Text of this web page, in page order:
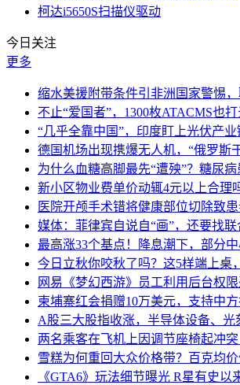
柯达i5650S扫描仪驱动
今日关注
更多
缩水美援附带条件引非洲国家警惕
不止“爱国者”，1300枚ATACMS也打
“几乎全靠中国”，印度盯上光伏产
德国机场出现携爆无人机，“俄罗斯
为什么血糖高脚最先“遭殃”？糖尿
新小区物业费单价动辄4元以上合理
医院开颅手术错将健康部位切除致
媒体：菲律宾自说自“画”，还要找联
最高涨33个基点！降息潮下，部分
今日立秋你咬秋了吗？这5样端上桌
网易《梦幻西游》员工利用后台权
柬埔寨红会捐赠10万美元，支持中
A股三大股指收涨，半导体设备、
两名乘客在飞机上因调节座椅起冲
雪糕为何重回大众价格带？百克均
《GTA6》玩法细节曝光 R星有史以